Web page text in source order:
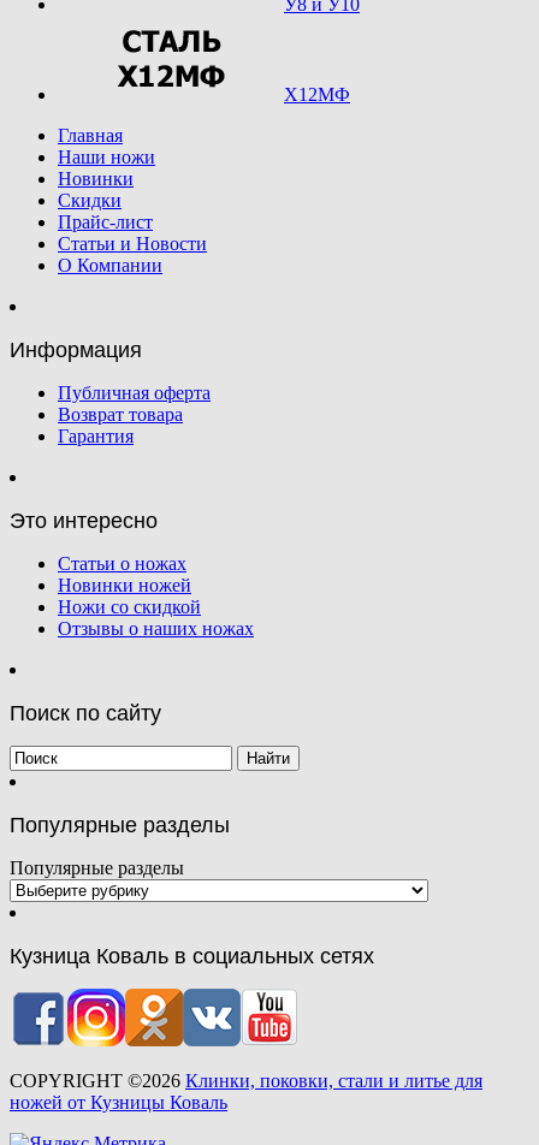
Х12МФ
Главная
Наши ножи
Новинки
Скидки
Прайс-лист
Статьи и Новости
О Компании
Информация
Публичная оферта
Возврат товара
Гарантия
Это интересно
Статьи о ножах
Новинки ножей
Ножи со скидкой
Отзывы о наших ножах
Поиск по сайту
Популярные разделы
Популярные разделы
Кузница Коваль в социальных сетях
COPYRIGHT ©2026 Клинки, поковки, стали и литье для
ножей от Кузницы Коваль